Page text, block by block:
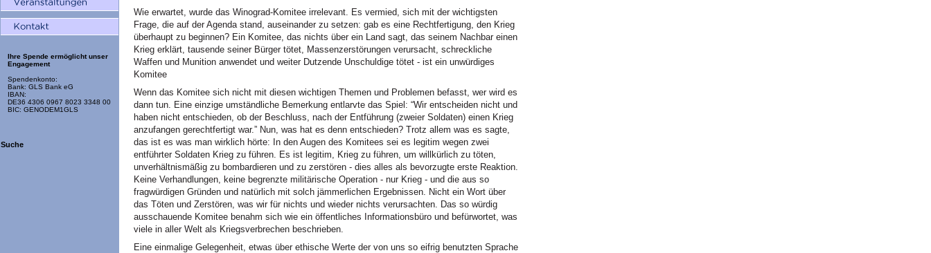
Ihre Spende ermöglicht unser
Engagement
Spendenkonto:
Bank: GLS Bank eG
IBAN:
DE36 4306 0967 8023 3348 00
BIC: GENODEM1GLS
Suche
Wie erwartet, wurde das Winograd-Komitee irrelevant. Es vermied, sich mit der wichtigsten
Frage, die auf der Agenda stand, auseinander zu setzen: gab es eine Rechtfertigung, den Krieg
überhaupt zu beginnen? Ein Komitee, das nichts über ein Land sagt, das seinem Nachbar einen
Krieg erklärt, tausende seiner Bürger tötet, Massenzerstörungen verursacht, schreckliche
Waffen und Munition anwendet und weiter Dutzende Unschuldige tötet - ist ein unwürdiges
Komitee
Wenn das Komitee sich nicht mit diesen wichtigen Themen und Problemen befasst, wer wird es
dann tun. Eine einzige umständliche Bemerkung entlarvte das Spiel: “Wir entscheiden nicht und
haben nicht entschieden, ob der Beschluss, nach der Entführung (zweier Soldaten) einen Krieg
anzufangen gerechtfertigt war.” Nun, was hat es denn entschieden? Trotz allem was es sagte,
das ist es was man wirklich hörte: In den Augen des Komitees sei es legitim wegen zwei
entführter Soldaten Krieg zu führen. Es ist legitim, Krieg zu führen, um willkürlich zu töten,
unverhältnismäßig zu bombardieren und zu zerstören - dies alles als bevorzugte erste Reaktion.
Keine Verhandlungen, keine begrenzte militärische Operation - nur Krieg - und die aus so
fragwürdigen Gründen und natürlich mit solch jämmerlichen Ergebnissen. Nicht ein Wort über
das Töten und Zerstören, was wir für nichts und wieder nichts verursachten. Das so würdig
ausschauende Komitee benahm sich wie ein öffentliches Informationsbüro und befürwortet, was
viele in aller Welt als Kriegsverbrechen beschrieben.
Eine einmalige Gelegenheit, etwas über ethische Werte der von uns so eifrig benutzten Sprache